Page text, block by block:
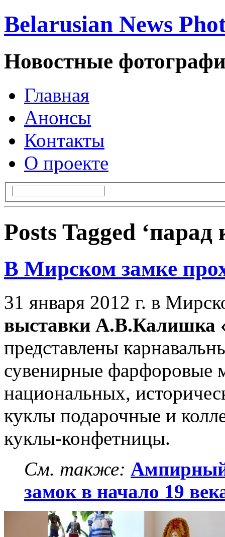
Belarusian News
Новостные
Главная
Анонсы
Контакты
О проекте
Posts Tagged ‘парад
В Мирском замке
31 января 2012 г. в
выставки А.В.Калишка
представлены
сувенирные фарфоровые
национальных,
куклы подарочные и
куклы-конфетницы.
См. также:
замок в начало 19